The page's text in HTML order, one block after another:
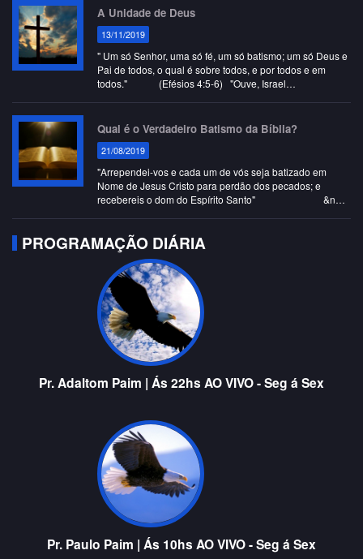
A Unidade de Deus
13/11/2019
" Um só Senhor, uma só fé, um só batismo; um só Deus e
Pai de todos, o qual é sobre todos, e por todos e em
todos." (Efésios 4:5-6) "Ouve, Israel…
Qual é o Verdadeiro Batismo da Bíblia?
21/08/2019
"Arrependei-vos e cada um de vós seja batizado em
Nome de Jesus Cristo para perdão dos pecados; e
recebereis o dom do Espírito Santo" &n…
PROGRAMAÇÃO DIÁRIA
Pr. Adaltom Paim | Ás 22hs AO VIVO - Seg á Sex
Pr. Paulo Paim | Ás 10hs AO VIVO - Seg á Sex